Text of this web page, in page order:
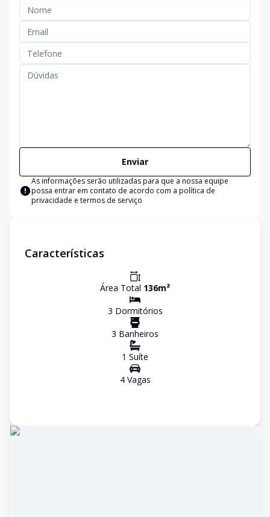
Enviar
As informações serão utilizadas para que a nossa equipe
possa entrar em contato de acordo com a política de
privacidade e termos de serviço
Características
Área Total 136m²
3 Dormitórios
3 Banheiros
1 Suíte
4Vagas